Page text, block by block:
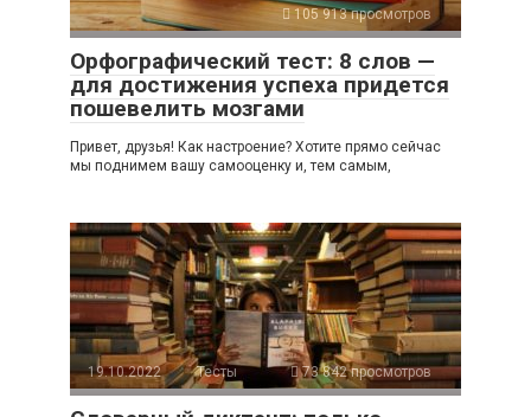
105 913 просмотров
Орфографический тест: 8 слов —
для достижения успеха придется
пошевелить мозгами
Привет, друзья! Как настроение? Хотите прямо сейчас
мы поднимем вашу самооценку и, тем самым,
19.10.2022 Тесты 73 842 просмотров